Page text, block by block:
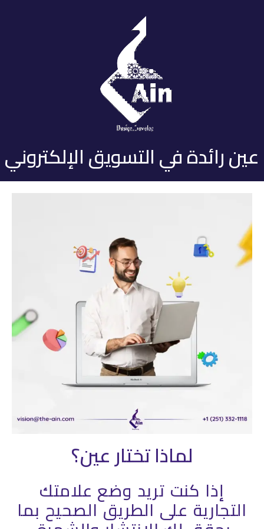
عين رائدة في التسويق الإلكتروني
لماذا تختار عين؟
إذا كنت تريد وضع علامتك
التجارية على الطريق الصحيح بما